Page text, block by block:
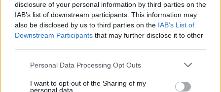
disclosure of your personal information by third parties on the
IAB’s list of downstream participants. This information may
also be disclosed by us to third parties on the IAB’s List of
Downstream Participants that may further disclose it to other
Personal Data Processing Opt Outs
I want to opt-out of the Sharing of my
personal data.